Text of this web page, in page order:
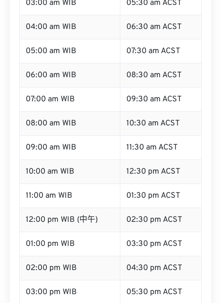
03:00 am WIB 05:30 am ACST
04:00 am WIB 06:30 am ACST
05:00 am WIB 07:30 am ACST
06:00 am WIB 08:30 am ACST
07:00 am WIB 09:30 am ACST
08:00 am WIB 10:30 am ACST
09:00 am WIB 11:30 am ACST
10:00 am WIB 12:30 pm ACST
11:00 am WIB 01:30 pm ACST
12:00 pm WIB (中午) 02:30 pm ACST
01:00 pm WIB 03:30 pm ACST
02:00 pm WIB 04:30 pm ACST
03:00 pm WIB 05:30 pm ACST